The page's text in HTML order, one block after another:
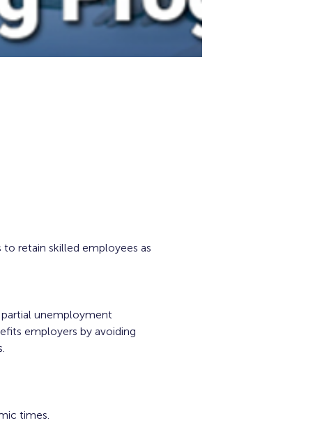
retain skilled employees as
partial unemployment
employers by avoiding
times.